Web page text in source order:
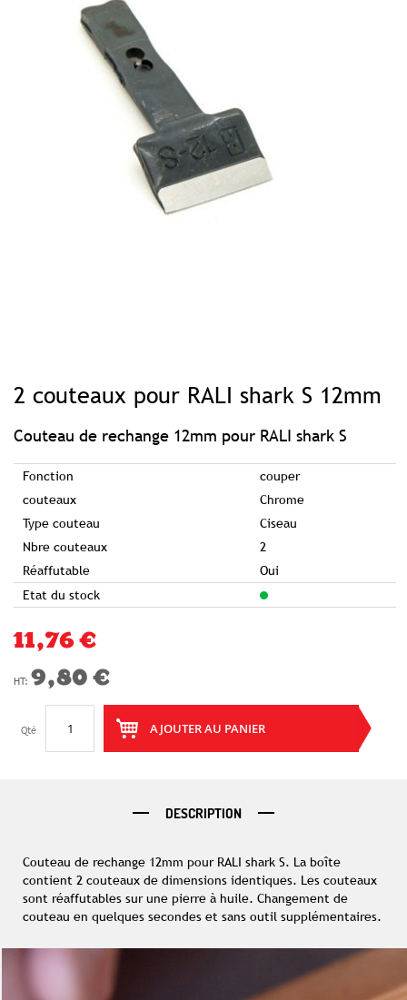
2 couteaux pour RALI shark S 12mm
Couteau de rechange 12mm pour RALI shark S
Fonction
couper
couteaux
Chrome
Type couteau
Ciseau
Nbre couteaux
2
Réaffutable
Oui
Etat du stock
11,76 €
9,80 €
Qté AJOUTER AU PANIER
beginning
images
gallery
DESCRIPTION
Couteau de rechange 12mm pour RALI shark S. La boîte
contient 2 couteaux de dimensions identiques. Les couteaux
sont réaffutables sur une pierre à huile. Changement de
couteau en quelques secondes et sans outil supplémentaires.